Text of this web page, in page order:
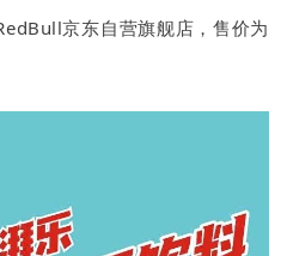
京东自营旗舰店，售价为